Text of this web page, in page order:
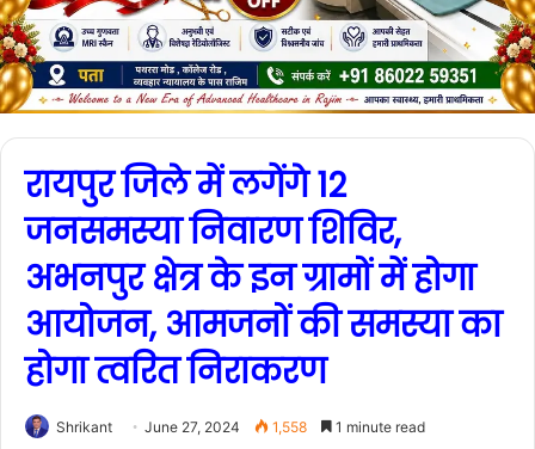
रायपुर जिले में लगेंगे 12
जनसमस्या निवारण शिविर,
अभनपुर क्षेत्र के इन ग्रामों में होगा
आयोजन, आमजनों की समस्या का
होगा त्वरित निराकरण
Shrikant June 27, 2024 1,558 1 minute read